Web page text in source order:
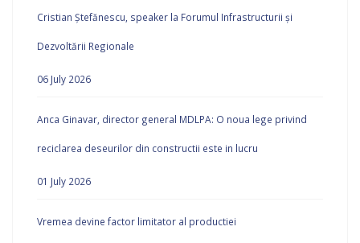
Cristian Ștefănescu, speaker la Forumul Infrastructurii și
Dezvoltării Regionale
06 July 2026
Anca Ginavar, director general MDLPA: O noua lege privind
reciclarea deseurilor din constructii este in lucru
01 July 2026
Vremea devine factor limitator al productiei